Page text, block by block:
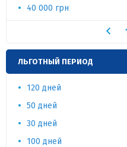
40 000 грн
ЛЬГОТНЫЙ ПЕРИОД
120 дней
50 дней
30 дней
100 дней